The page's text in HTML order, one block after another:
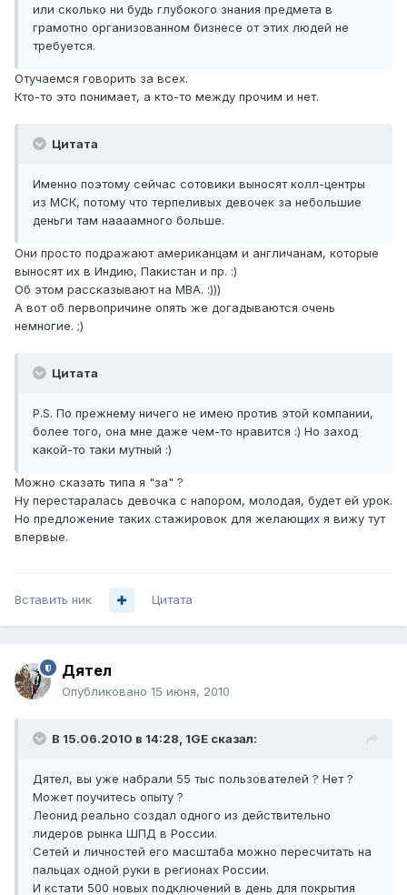
или сколько ни будь глубокого знания предмета в
грамотно организованном бизнесе от этих людей не
требуется.
Отучаемся говорить за всех.
Кто-то это понимает, а кто-то между прочим и нет.
Цитата
Именно поэтому сейчас сотовики выносят колл-центры
из МСК, потому что терпеливых девочек за небольшие
деньги там наааамного больше.
Они просто подражают американцам и англичанам, которые
выносят их в Индию, Пакистан и пр. :)
Об этом рассказывают на MBA. :)))
А вот об первопричине опять же догадываются очень
немногие. ;)
Цитата
P.S. По прежнему ничего не имею против этой компании,
более того, она мне даже чем-то нравится :) Но заход
какой-то таки мутный :)
Можно сказать типа я "за" ?
Ну перестаралась девочка с напором, молодая, будет ей урок.
Но предложение таких стажировок для желающих я вижу тут
впервые.
Вставить ник Цитата
Дятел
Опубликовано 15 июня, 2010
В 15.06.2010 в 14:28, 1GE сказал:
Дятел, вы уже набрали 55 тыс пользователей ? Нет ?
Может поучитесь опыту ?
Леонид реально создал одного из действительно
лидеров рынка ШПД в России.
Сетей и личностей его масштаба можно пересчитать на
пальцах одной руки в регионах России.
И кстати 500 новых подключений в день для покрытия